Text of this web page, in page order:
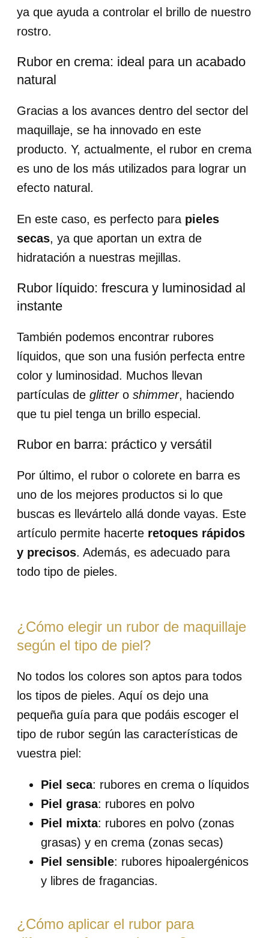
ya que ayuda a controlar el brillo de nuestro
rostro.
Rubor en crema: ideal para un acabado
natural
Gracias a los avances dentro del sector del
maquillaje, se ha innovado en este
producto. Y, actualmente, el rubor en crema
es uno de los más utilizados para lograr un
efecto natural.
En este caso, es perfecto para pieles
secas, ya que aportan un extra de
hidratación a nuestras mejillas.
Rubor líquido: frescura y luminosidad al
instante
También podemos encontrar rubores
líquidos, que son una fusión perfecta entre
color y luminosidad. Muchos llevan
partículas de glittero shimmer, haciendo
que tu piel tenga un brillo especial.
Rubor en barra: práctico y versátil
Por último, el rubor o colorete en barra es
uno de los mejores productos si lo que
buscas es llevártelo allá donde vayas. Este
artículo permite hacerte retoques rápidos
y precisos. Además, es adecuado para
todo tipo de pieles.
¿Cómo elegir un rubor de maquillaje
según el tipo de piel?
No todos los colores son aptos para todos
los tipos de pieles. Aquí os dejo una
pequeña guía para que podáis escoger el
tipo de rubor según las características de
vuestra piel:
Piel seca: rubores en crema o líquidos
Piel grasa: rubores en polvo
Piel mixta: rubores en polvo (zonas
grasas) y en crema (zonas secas)
Piel sensible: rubores hipoalergénicos
y libres de fragancias.
¿Cómo aplicar el rubor para